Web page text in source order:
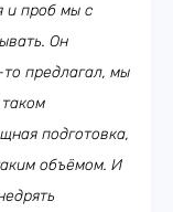
и проб мы с
Он
предлагал, мы
подготовка,
объёмом. И